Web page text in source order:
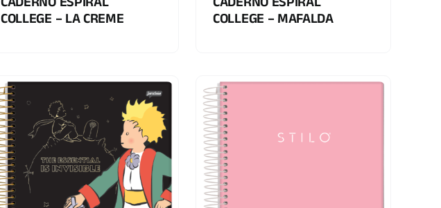
COLLEGE – LA CREME
COLLEGE – MAFALDA